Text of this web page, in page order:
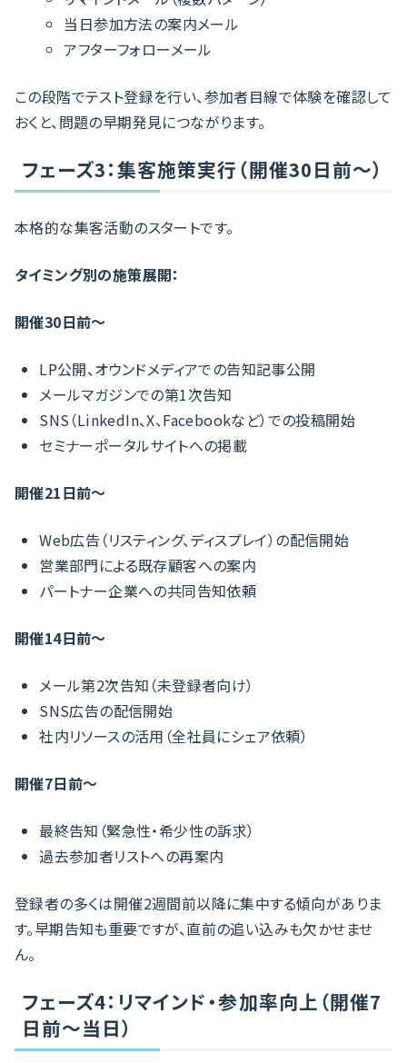
当日参加方法の案内メール
アフターフォローメール
この段階でテスト登録を行い、参加者目線で体験を確認して
おくと、問題の早期発見につながります。
フェーズ3：集客施策実行（開催30日前〜）
本格的な集客活動のスタートです。
タイミング別の施策展開：
開催30日前〜
LP公開、オウンドメディアでの告知記事公開
メールマガジンでの第1次告知
SNS（LinkedIn、X、Facebookなど）での投稿開始
セミナーポータルサイトへの掲載
開催21日前〜
Web広告（リスティング、ディスプレイ）の配信開始
営業部門による既存顧客への案内
パートナー企業への共同告知依頼
開催14日前〜
メール第2次告知（未登録者向け）
SNS広告の配信開始
社内リソースの活用（全社員にシェア依頼）
開催7日前〜
最終告知（緊急性・希少性の訴求）
過去参加者リストへの再案内
登録者の多くは開催2週間前以降に集中する傾向がありま
す。早期告知も重要ですが、直前の追い込みも欠かせませ
ん。
フェーズ4：リマインド・参加率向上（開催7
日前〜当日）